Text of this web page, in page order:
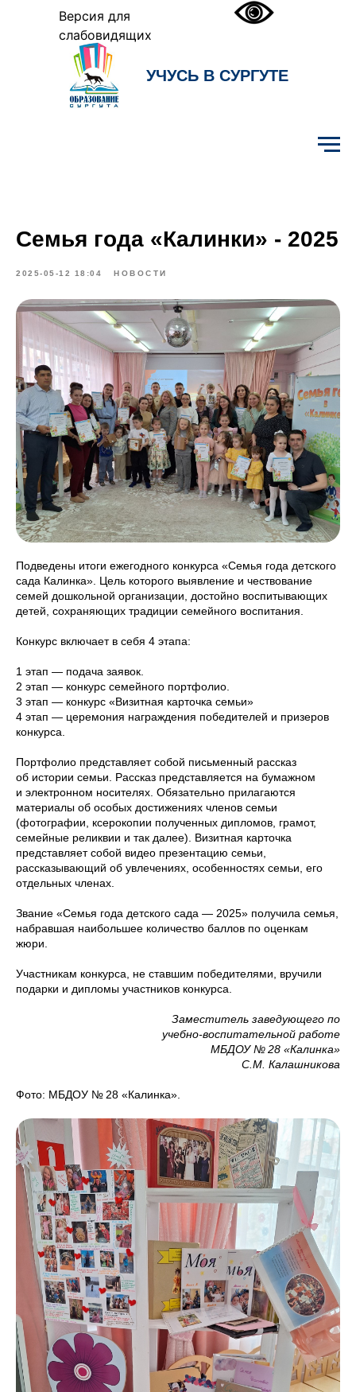
Версия для
слабовидящих
УЧУСЬ В СУРГУТЕ
Семья года «Калинки» - 2025
2025-05-12 18:04 НОВОСТИ
Подведены итоги ежегодного конкурса «Семья года детского
сада Калинка». Цель которого выявление и чествование
семей дошкольной организации, достойно воспитывающих
детей, сохраняющих традиции семейного воспитания.
Конкурс включает в себя 4 этапа:
1 этап — подача заявок.
2 этап — конкурс семейного портфолио.
3 этап — конкурс «Визитная карточка семьи»
4 этап — церемония награждения победителей и призеров
конкурса.
Портфолио представляет собой письменный рассказ
об истории семьи. Рассказ представляется на бумажном
и электронном носителях. Обязательно прилагаются
материалы об особых достижениях членов семьи
(фотографии, ксерокопии полученных дипломов, грамот,
семейные реликвии и так далее). Визитная карточка
представляет собой видео презентацию семьи,
рассказывающий об увлечениях, особенностях семьи, его
отдельных членах.
Звание «Семья года детского сада — 2025» получила семья,
набравшая наибольшее количество баллов по оценкам
жюри.
Участникам конкурса, не ставшим победителями, вручили
подарки и дипломы участников конкурса.
Заместитель заведующего по
учебно-воспитательной работе
МБДОУ № 28 «Калинка»
С.М. Калашникова
Фото: МБДОУ № 28 «Калинка».